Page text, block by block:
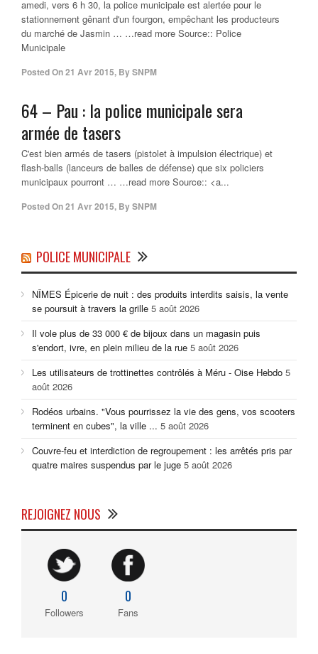
amedi, vers 6 h 30, la police municipale est alertée pour le
stationnement gênant d'un fourgon, empêchant les producteurs
du marché de Jasmin … …read more Source:: Police
Municipale
Posted On21 Avr 2015, BySNPM
64 – Pau : la police municipalesera
armée de tasers
C'est bien armés de tasers (pistolet à impulsion électrique) et
flash-balls (lanceurs de balles de défense) que six policiers
municipaux pourront … …read more Source:: <a...
Posted On21 Avr 2015, BySNPM
POLICE MUNICIPALE
NÎMES Épicerie de nuit : des produits interdits saisis, la vente
se poursuit à travers la grille 5 août 2026
Il vole plus de 33 000 € de bijoux dans un magasin puis
s'endort, ivre, en plein milieu de la rue 5 août 2026
Les utilisateurs de trottinettes contrôlés à Méru - Oise Hebdo 5
août 2026
Rodéos urbains. "Vous pourrissez la vie des gens, vos scooters
terminent en cubes", la ville ... 5 août 2026
Couvre-feu et interdiction de regroupement : les arrêtés pris par
quatre maires suspendus par le juge 5 août 2026
REJOIGNEZ NOUS
0
Followers
0
Fans